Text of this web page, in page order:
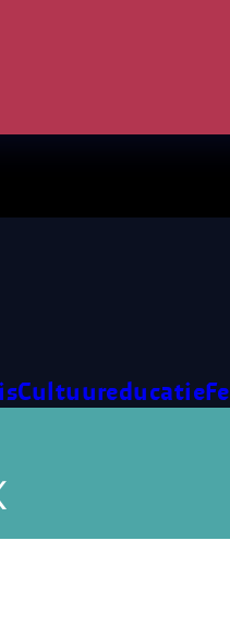
Cultuureducatie